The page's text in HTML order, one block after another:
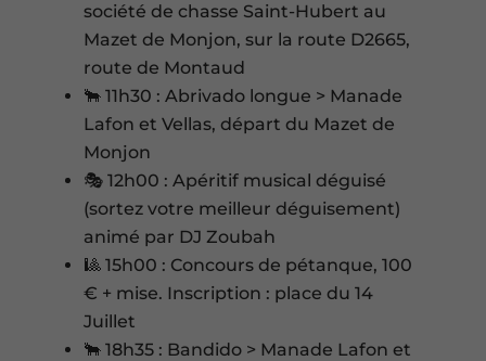
société de chasse Saint-Hubert au
Mazet de Monjon, sur la route D2665,
route de Montaud
🐂 11h30 : Abrivado longue > Manade
Lafon et Vellas, départ du Mazet de
Monjon
🎭 12h00 : Apéritif musical déguisé
(sortez votre meilleur déguisement)
animé par DJ Zoubah
🎱 15h00 : Concours de pétanque, 100
€ + mise. Inscription : place du 14
Juillet
🐂 18h35 : Bandido > Manade Lafon et